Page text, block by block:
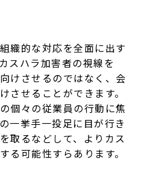
織的な対応を全面に出す
スハラ加害者の視線を
けさせるのではなく、会
させることができます。
個々の従業員の行動に焦
一挙手一投足に目が行き
取るなどして、よりカス
る可能性すらあります。